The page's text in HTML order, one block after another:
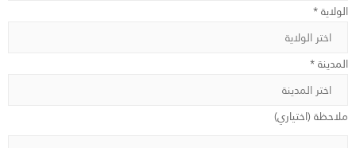
الولاية *
المدينة *
ملاحظة (اختياري)